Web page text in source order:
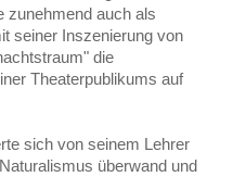
zunehmend auch als
seiner Inszenierung von
die
Theaterpublikums auf
sich von seinem Lehrer
überwand und